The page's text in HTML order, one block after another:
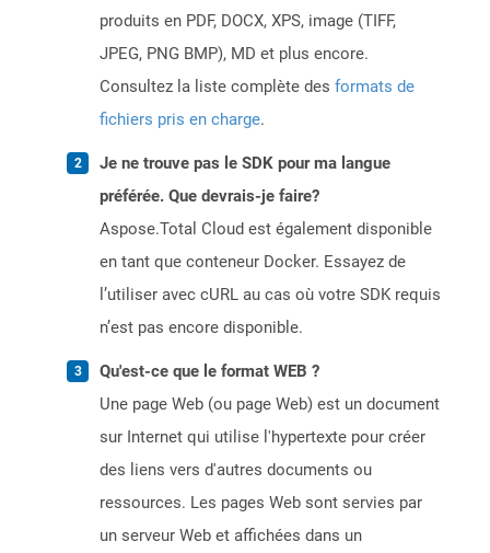
produits en PDF, DOCX, XPS, image (TIFF,
JPEG, PNG BMP), MD et plus encore.
Consultez la liste complète des formats de
fichiers pris en charge.
Je ne trouve pas le SDK pour ma langue
préférée. Que devrais-je faire?
Aspose.Total Cloud est également disponible
en tant que conteneur Docker. Essayez de
l’utiliser avec cURL au cas où votre SDK requis
n’est pas encore disponible.
Qu'est-ce que le format WEB ?
Une page Web (ou page Web) est un document
sur Internet qui utilise l'hypertexte pour créer
des liens vers d'autres documents ou
ressources. Les pages Web sont servies par
un serveur Web et affichées dans un